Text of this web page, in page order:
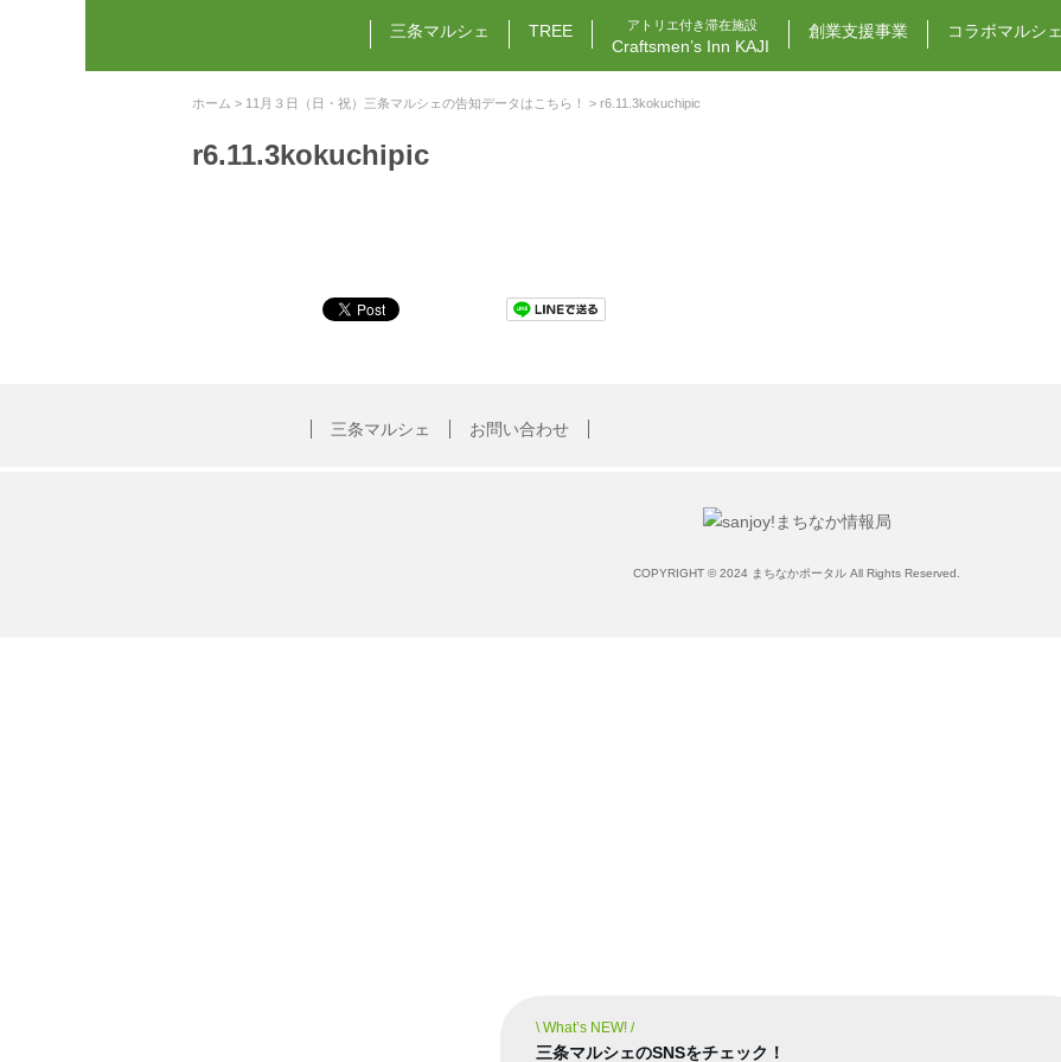
三条マルシェ TREE アトリエ付き滞在施設
Craftsmen’s Inn KAJI
創業支援事業 コラボマルシェ
ホーム > 11月３日（日・祝）三条マルシェの告知データはこちら！ > r6.11.3kokuchipic
r6.11.3kokuchipic
三条マルシェ お問い合わせ
COPYRIGHT © 2024 まちなかポータル All Rights Reserved.
\ What’s NEW! /
三条マルシェのSNSをチェック！